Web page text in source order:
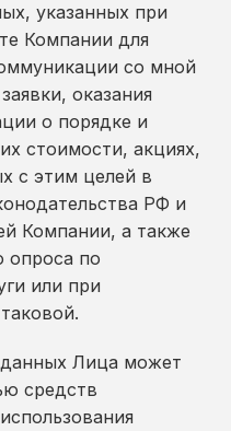
указанных при
Компании для
со мной
оказания
о порядке и
стоимости, акциях,
с этим целей в
РФ и
Компании, а также
опроса по
или при
Лица может
средств